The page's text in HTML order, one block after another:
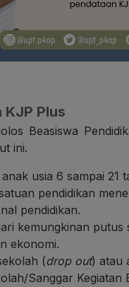
Plus
Beasiswa
ini.
usia 6 sampai
pendidikan
pendidikan.
kemungkinan
ekonomi.
(drop out) atau
Sanggar Kegiatan